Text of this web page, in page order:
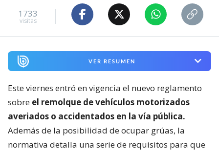
1733
visitas
VER RESUMEN
Este viernes entró en vigencia el nuevo reglamento
sobre el remolque de vehículos motorizados
averiados o accidentados en la vía pública.
Además de la posibilidad de ocupar grúas, la
normativa detalla una serie de requisitos para que